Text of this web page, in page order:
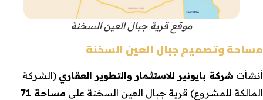
موقع قرية جبال العين السخنة
مساحة وتصميم جبال العين السخنة
أنشأت شركة بايونير للاستثمار والتطوير العقاري (الشركة
المالكة للمشروع) قرية جبال العين السخنة على
مساحة 71